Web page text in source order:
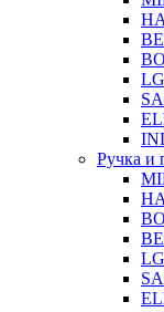
LG
Ручка и
LG